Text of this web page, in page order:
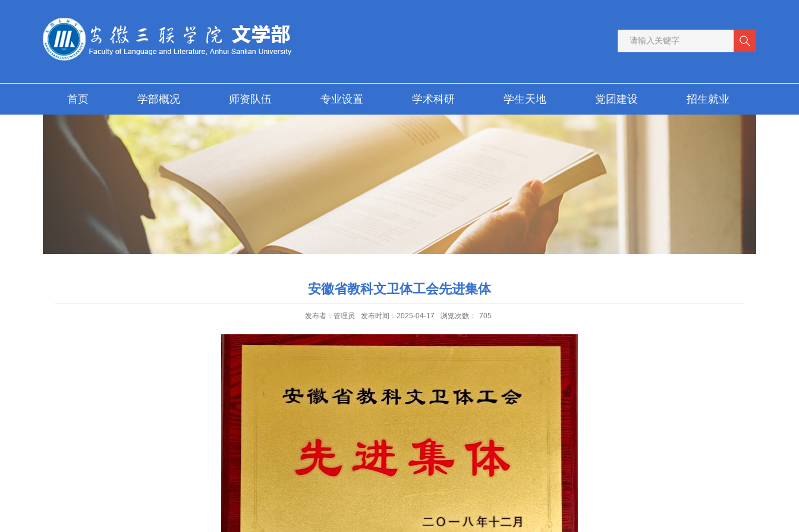
首页 学部概况 师资队伍 专业设置 学术科研 学生天地 党团建设 招生就业
安徽省教科文卫体工会先进集体
发布者：管理员 发布时间：2025-04-17 浏览次数： 705